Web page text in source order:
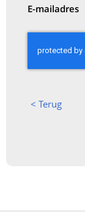
E-mailadres
< Terug